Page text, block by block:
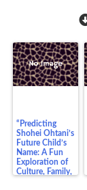
“Predicting
Shohei Ohtani’s
Future Child’s
Name: A Fun
Exploration of
Culture, Family,